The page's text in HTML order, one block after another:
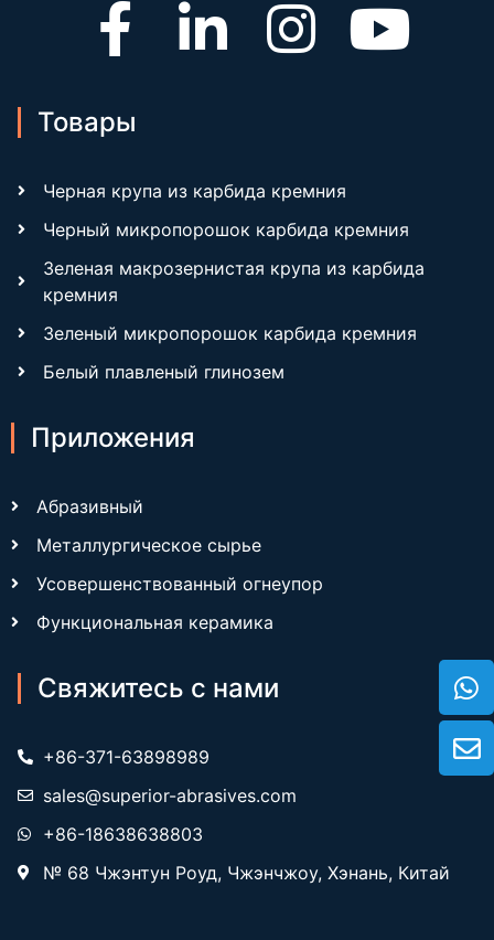
Товары
Черная крупа из карбида кремния
Черный микропорошок карбида кремния
Зеленая макрозернистая крупа из карбида
кремния
Зеленый микропорошок карбида кремния
Белый плавленый глинозем
Приложения
Абразивный
Металлургическое сырье
Усовершенствованный огнеупор
Функциональная керамика
Свяжитесь с нами
+86-371-63898989
sales@superior-abrasives.com
+86-18638638803
№ 68 Чжэнтун Роуд, Чжэнчжоу, Хэнань, Китай